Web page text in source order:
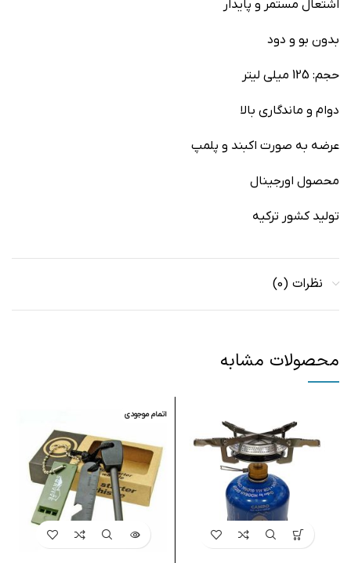
اشتعال مستمر و پایدار
بدون بو و دود
حجم‏:‏ 125 میلی لیتر
دوام و ماندگاری بالا
عرضه به صورت اکبند و پلمپ
محصول اورجینال
تولید کشور ترکیه
نظرات (0)
محصولات مشابه
اتمام موجودی